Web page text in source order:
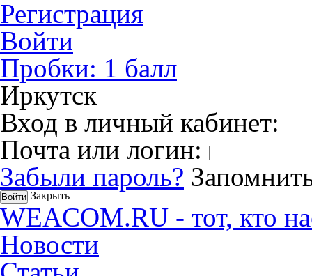
Регистрация
Войти
Пробки: 1 балл
Иркутск
Вход в личный кабинет:
Почта или логин:
Забыли пароль?
Закрыть
WEACOM.RU - тот, кто
Новости